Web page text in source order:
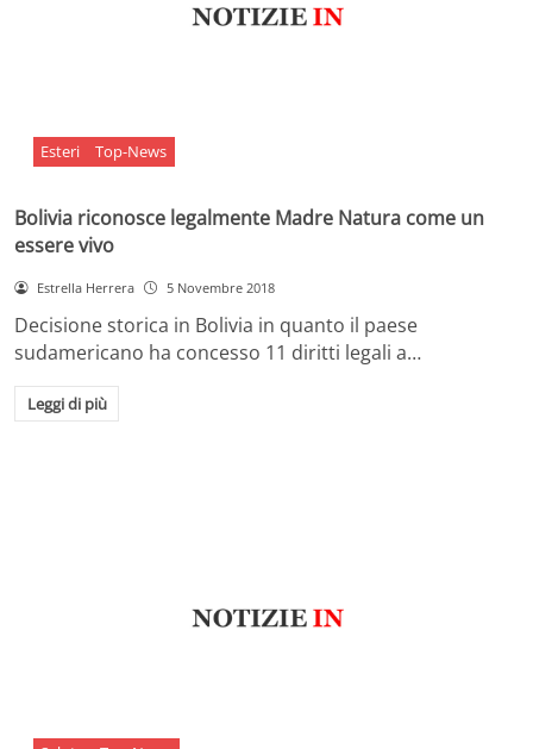
Esteri Top-News
Bolivia riconosce legalmente Madre Natura come un
essere vivo
Estrella Herrera 5 Novembre 2018
Decisione storica in Bolivia in quanto il paese
sudamericano ha concesso 11 diritti legali a…
Leggi di più